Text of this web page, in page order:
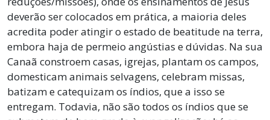
deverão ser colocados em prática, a maioria deles
acredita poder atingir o estado de beatitude na terra,
embora haja de permeio angústias e dúvidas. Na sua
Canaã constroem casas, igrejas, plantam os campos,
domesticam animais selvagens, celebram missas,
batizam e catequizam os índios, que a isso se
entregam. Todavia, não são todos os índios que se